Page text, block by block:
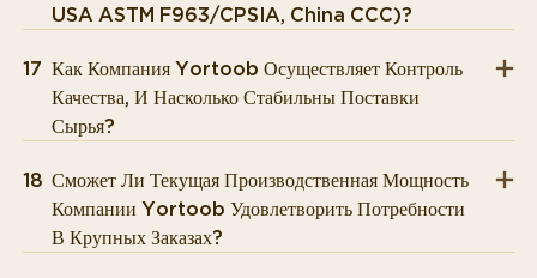
USA ASTM F963/CPSIA, China CCC)?
17 Как Компания Yortoob Осуществляет Контроль
Качества, И Насколько Стабильны Поставки
Сырья?
18 Сможет Ли Текущая Производственная Мощность
Компании Yortoob Удовлетворить Потребности
В Крупных Заказах?